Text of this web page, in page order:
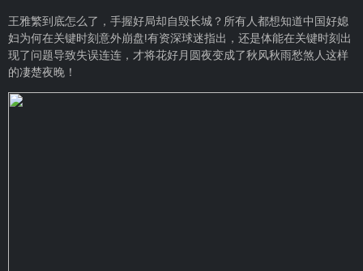
王雅繁到底怎么了，手握好局却自毁长城？所有人都想知道中国好媳
妇为何在关键时刻意外崩盘!有资深球迷指出，还是体能在关键时刻出
现了问题导致失误连连，才将花好月圆夜变成了秋风秋雨愁煞人这样
的凄楚夜晚！